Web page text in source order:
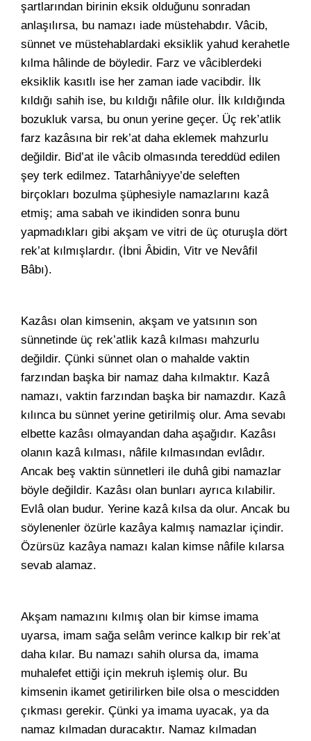
şartlarından birinin eksik olduğunu sonradan
anlaşılırsa, bu namazı iade müstehabdır. Vâcib,
sünnet ve müstehablardaki eksiklik yahud kerahetle
kılma hâlinde de böyledir. Farz ve vâciblerdeki
eksiklik kasıtlı ise her zaman iade vacibdir. İlk
kıldığı sahih ise, bu kıldığı nâfile olur. İlk kıldığında
bozukluk varsa, bu onun yerine geçer. Üç rek’atlik
farz kazâsına bir rek’at daha eklemek mahzurlu
değildir. Bid’at ile vâcib olmasında tereddüd edilen
şey terk edilmez. Tatarhâniyye’de seleften
birçokları bozulma şüphesiyle namazlarını kazâ
etmiş; ama sabah ve ikindiden sonra bunu
yapmadıkları gibi akşam ve vitri de üç oturuşla dört
rek’at kılmışlardır. (İbni Âbidin, Vitr ve Nevâfil
Bâbı).
Kazâsı olan kimsenin, akşam ve yatsının son
sünnetinde üç rek’atlik kazâ kılması mahzurlu
değildir. Çünki sünnet olan o mahalde vaktin
farzından başka bir namaz daha kılmaktır. Kazâ
namazı, vaktin farzından başka bir namazdır. Kazâ
kılınca bu sünnet yerine getirilmiş olur. Ama sevabı
elbette kazâsı olmayandan daha aşağıdır. Kazâsı
olanın kazâ kılması, nâfile kılmasından evlâdır.
Ancak beş vaktin sünnetleri ile duhâ gibi namazlar
böyle değildir. Kazâsı olan bunları ayrıca kılabilir.
Evlâ olan budur. Yerine kazâ kılsa da olur. Ancak bu
söylenenler özürle kazâya kalmış namazlar içindir.
Özürsüz kazâya namazı kalan kimse nâfile kılarsa
sevab alamaz.
Akşam namazını kılmış olan bir kimse imama
uyarsa, imam sağa selâm verince kalkıp bir rek’at
daha kılar. Bu namazı sahih olursa da, imama
muhalefet ettiği için mekruh işlemiş olur. Bu
kimsenin ikamet getirilirken bile olsa o mescidden
çıkması gerekir. Çünki ya imama uyacak, ya da
namaz kılmadan duracaktır. Namaz kılmadan